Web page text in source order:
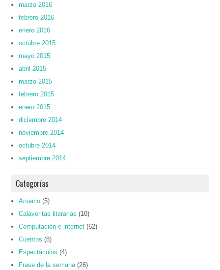
marzo 2016
febrero 2016
enero 2016
octubre 2015
mayo 2015
abril 2015
marzo 2015
febrero 2015
enero 2015
diciembre 2014
noviembre 2014
octubre 2014
septiembre 2014
Categorías
Anuario (5)
Calaveritas literarias (10)
Computación e internet (62)
Cuentos (8)
Espectáculos (4)
Frase de la semana (26)